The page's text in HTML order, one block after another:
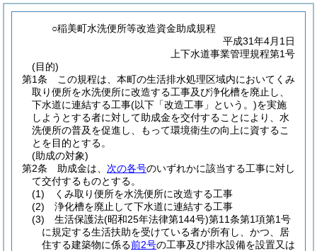
○稲美町水洗便所等改造資金助成規程
平成31年4月1日
上下水道事業管理規程第1号
(目的)
第1条
この規程は、本町の生活排水処理区域内においてくみ
取り便所を水洗便所に改造する工事及び浄化槽を廃止し、
下水道に連結する工事(以下「改造工事」という。)を実施
しようとする者に対して助成金を交付することにより、水
洗便所の普及を促進し、もって環境衛生の向上に資するこ
とを目的とする。
(助成の対象)
第2条
助成金は、 次の各号のいずれかに該当する工事に対し
て交付するものとする。
(1)
くみ取り便所を水洗便所に改造する工事
(2)
浄化槽を廃止して下水道に連結する工事
(3)
生活保護法(昭和25年法律第144号)第11条第1項第1号
に規定する生活扶助を受けている者が所有し、かつ、居
住する建築物に係る前2号の工事及び排水設備を設置又は